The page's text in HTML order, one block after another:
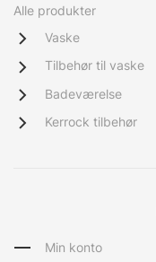
Alle produkter
Vaske
Tilbehør til vaske
Badeværelse
Kerrock tilbehør
Min konto